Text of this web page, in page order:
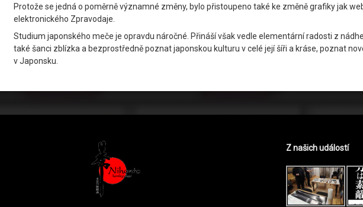
Protože se jedná o poměrně významné změny, bylo přistoupeno také ke změně grafiky jak
elektronického Zpravodaje.
Studium japonského meče je opravdu náročné. Přináší však vedle elementární radosti z
také šanci zblízka a bezprostředně poznat japonskou kulturu v celé její šíři a kráse, poznat
v Japonsku.
Z našich událostí